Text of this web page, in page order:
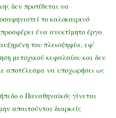
δεν προτίθεται να
το καλοκαιρινό
ένα ανεκτίμητο έργο
του πλειοψηφία, εφ’
μετοχικού κεφαλαίου και δεν
αποτέλεσμα να υποχωρήσει ως
ο Παναθηναϊκός γίνεται
απαιτούνται διαρκείς